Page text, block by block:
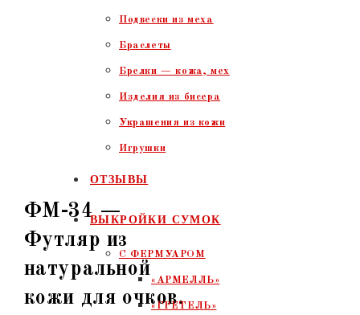
Подвески из меха
Браслеты
Брелки — кожа, мех
Изделия из бисера
Украшения из кожи
Игрушки
ОТЗЫВЫ
ВЫКРОЙКИ СУМОК
С ФЕРМУАРОМ
«АРМЕЛЛЬ»
«ГРЕТЕЛЬ»
ФМ-34 —
Футляр из
натуральной
кожи для очков.